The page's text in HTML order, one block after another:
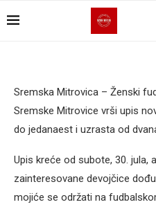
Sremska Mitrovica – Ženski
Sremske Mitrovice vrši upis
do jedanaest i uzrasta od
Upis kreće od subote, 30.
zainteresovane devojčice
mojiće se održati na